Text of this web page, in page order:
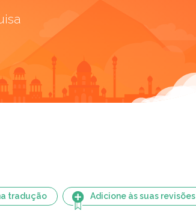
tradução Adicione às suas revisões